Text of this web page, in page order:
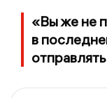
«Вы же не
в